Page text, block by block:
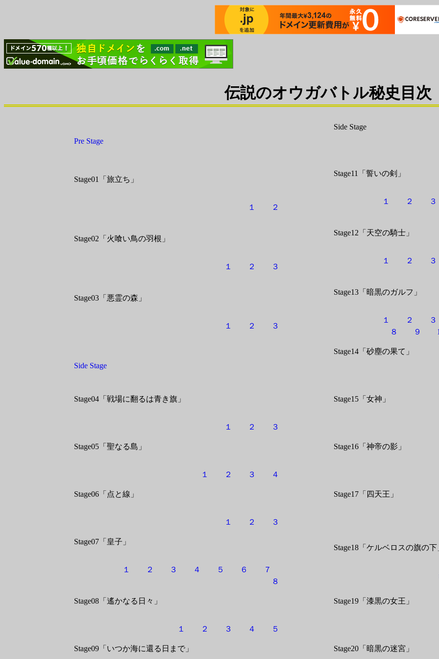
伝説のオウガバトル秘史目次
Pre Stage
Side Stage
Stage01「旅立ち」
１ ２
Stage11「誓いの剣」
１ ２
Stage02「火喰い鳥の羽根」
１ ２ ３
Stage12「天空の騎士」
１ ２
Stage03「悪霊の森」
１ ２ ３
Stage13「暗黒のガルフ」
１ ２
８
９
Side Stage
Stage14「砂塵の果て」
Stage04「戦場に翻るは青き旗」
１ ２ ３
Stage15「女神」
Stage05「聖なる島」
１ ２ ３ ４
Stage16「神帝の影」
Stage06「点と線」
１ ２ ３
Stage17「四天王」
Stage07「皇子」
１ ２ ３ ４ ５ ６
７
８
Stage18「ケルベロスの旗の下
Stage08「遙かなる日々」
１ ２ ３ ４ ５
Stage19「漆黒の女王」
Stage09「いつか海に還る日まで」 Stage20「暗黒の迷宮」